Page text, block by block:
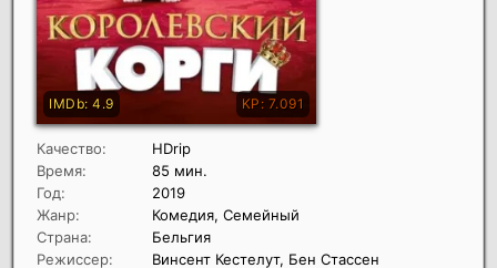
Качество:
HDrip
Время:
85 мин.
Год:
2019
Жанр:
Комедия, Семейный
Страна:
Бельгия
Режиссер:
Винсент Кестелут, Бен Стассен